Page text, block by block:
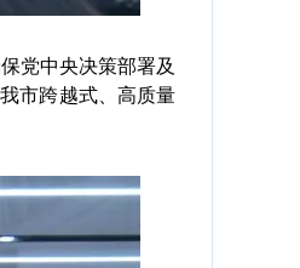
党中央决策部署及
市跨越式、高质量